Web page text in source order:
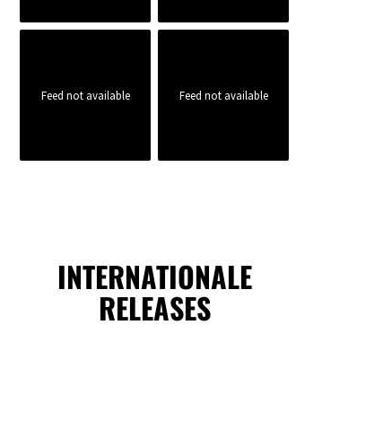
Feed not available Feed not available
INTERNATIONALE
RELEASES